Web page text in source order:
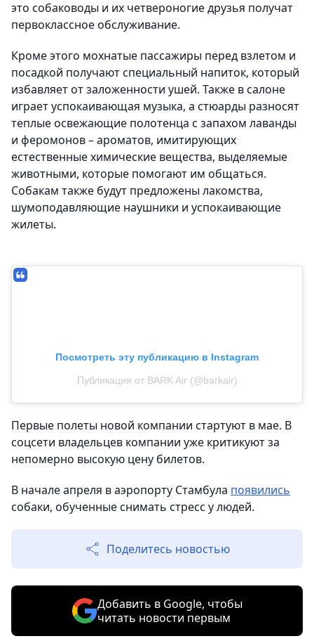
это собаководы и их четвероногие друзья получат
первоклассное обслуживание.
Кроме этого мохнатые пассажиры перед взлетом и
посадкой получают специальный напиток, который
избавляет от заложенности ушей. Также в салоне
играет успокаивающая музыка, а стюарды разносят
теплые освежающие полотенца с запахом лаванды
и феромонов – ароматов, имитирующих
естественные химические вещества, выделяемые
животными, которые помогают им общаться.
Собакам также будут предложены лакомства,
шумоподавляющие наушники и успокаивающие
жилеты.
Посмотреть эту публикацию в Instagram
Публикация от BARK Air (@barkair)
Первые полеты новой компании стартуют в мае. В
соцсети владельцев компании уже критикуют за
непомерно высокую цену билетов.
В начале апреля в аэропорту Стамбула появились
собаки, обученные снимать стресс у людей.
Поделитесь новостью
Добавить в Google, чтобы
читать новости первым